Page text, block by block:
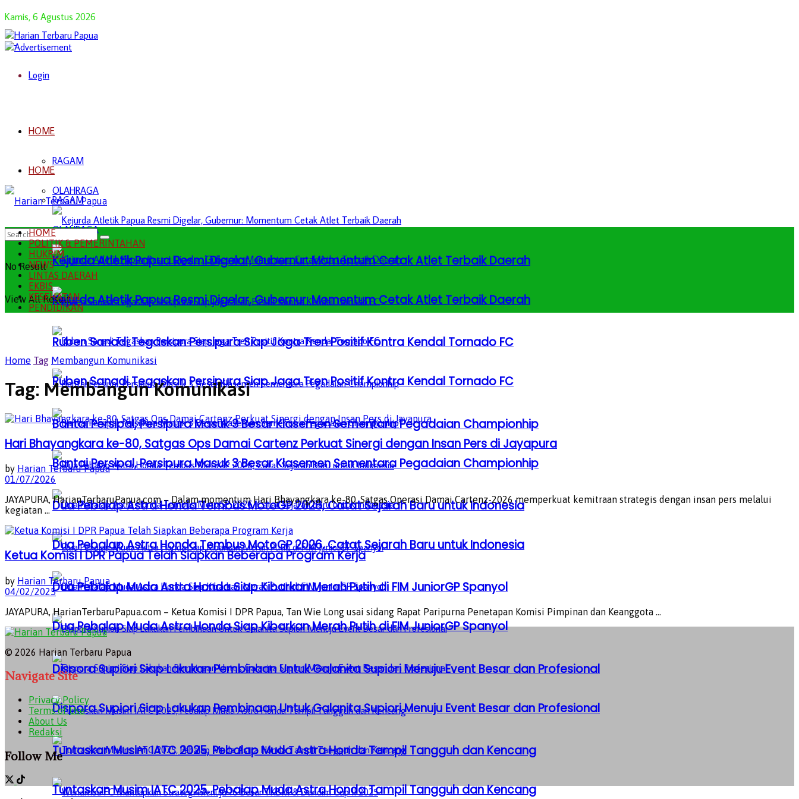
Kamis, 6 Agustus 2026
Login
HOME
RAGAM
OLAHRAGA
Kejurda Atletik Papua Resmi Digelar, Gubernur: Momentum Cetak Atlet Terbaik Daerah
Ruben Sanadi Tegaskan Persipura Siap Jaga Tren Positif Kontra Kendal Tornado FC
Bantai Persipal, Persipura Masuk 3 Besar Klasemen Sementara Pegadaian Championhip
Dua Pebalap Astra Honda Tembus MotoGP 2026, Catat Sejarah Baru untuk Indonesia
Dua Pebalap Muda Astra Honda Siap Kibarkan Merah Putih di FIM JuniorGP Spanyol
Dispora Supiori Siap Lakukan Pembinaan Untuk Galanita Supiori Menuju Event Besar dan Profesional
Tuntaskan Musim IATC 2025, Pebalap Muda Astra Honda Tampil Tangguh dan Kencang
HOME
RAGAM
OLAHRAGA
Kejurda Atletik Papua Resmi Digelar, Gubernur: Momentum Cetak Atlet Terbaik Daerah
Ruben Sanadi Tegaskan Persipura Siap Jaga Tren Positif Kontra Kendal Tornado FC
Bantai Persipal, Persipura Masuk 3 Besar Klasemen Sementara Pegadaian Championhip
Dua Pebalap Astra Honda Tembus MotoGP 2026, Catat Sejarah Baru untuk Indonesia
Dua Pebalap Muda Astra Honda Siap Kibarkan Merah Putih di FIM JuniorGP Spanyol
Dispora Supiori Siap Lakukan Pembinaan Untuk Galanita Supiori Menuju Event Besar dan Profesional
Tuntaskan Musim IATC 2025, Pebalap Muda Astra Honda Tampil Tangguh dan Kencang
No Result
View All Result
HOME
POLITIK & PEMERINTAHAN
HUKRIM
NEWS
LINTAS DAERAH
EKBIS
KESEHATAN
PENDIDIKAN
Home Tag Membangun Komunikasi
Tag: Membangun Komunikasi
Hari Bhayangkara ke-80, Satgas Ops Damai Cartenz Perkuat Sinergi dengan Insan Pers di Jayapura
by Harian Terbaru Papua
01/07/2026
JAYAPURA, HarianTerbaruPapua.com – Dalam momentum Hari Bhayangkara ke-80, Satgas Operasi Damai Cartenz-2026 memperkuat kemitraan strategis dengan insan pers melalui
kegiatan ...
Ketua Komisi I DPR Papua Telah Siapkan Beberapa Program Kerja
by Harian Terbaru Papua
04/02/2025
JAYAPURA, HarianTerbaruPapua.com – Ketua Komisi I DPR Papua, Tan Wie Long usai sidang Rapat Paripurna Penetapan Komisi Pimpinan dan Keanggota ...
© 2026 Harian Terbaru Papua
Navigate Site
Privacy Policy
Terms of Use
About Us
Redaksi
Follow Me